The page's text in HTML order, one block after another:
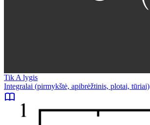
Tik A lygis
Integralai (pirmykštė, apibrėžtinis, plotai, tūriai)